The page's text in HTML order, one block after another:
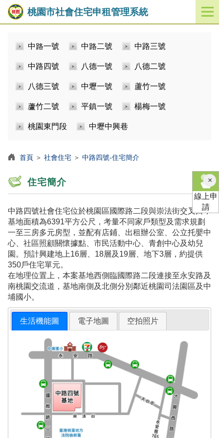
桃園市社會住宅申租管理系統
開
啟
中路一號 中路二號 中路三號
中路四號 八德一號 八德二號
八德三號 中壢一號 蘆竹一號
蘆竹二號 平鎮一號 楊梅一號
桃園東門段 中壢中興巷
首頁 ＞ 社會住宅 ＞ 中路四號-住宅簡介
住宅簡介
中路四號社會住宅位於桃園區國際路二段與崇法街交叉口，
基地面積為6391平方公尺，考量不同家戶類型及需求規劃
一至三房多元房型，並配有店鋪、出租辦公室、公立托嬰中
心、社區照顧關懷據點、市民活動中心、青創中心及幼兒
園。預計興建地上16層、18層及19層、地下3層，約提供
350戶住宅單元。
在地理位置上，本案基地西側臨國際路二段連接至永安路及
南桃園交流道，基地南側及北側分別鄰近桃園司法園區及中
埔國小。
生活機能圖 電子地圖 空拍照片
×關
閉
線上申
請